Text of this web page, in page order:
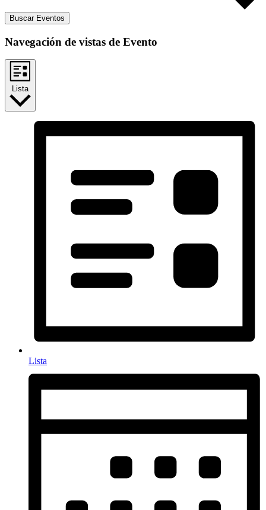
Buscar Eventos
Navegación de vistas de Evento
Lista
Lista